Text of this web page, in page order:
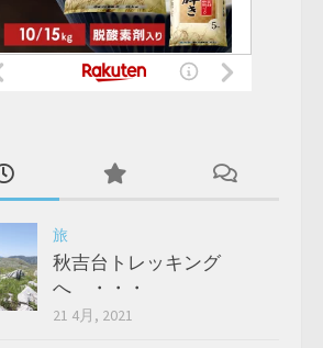
旅
秋吉台トレッキング
へ ・・・
21 4月, 2021